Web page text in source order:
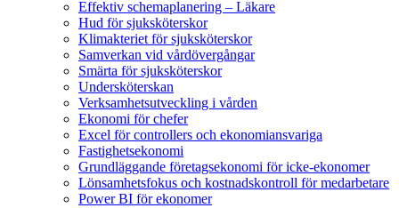
Effektiv schemaplanering – Läkare
Hud för sjuksköterskor
Klimakteriet för sjuksköterskor
Samverkan vid vårdövergångar
Smärta för sjuksköterskor
Undersköterskan
Verksamhetsutveckling i vården
Ekonomi för chefer
Excel för controllers och ekonomiansvariga
Fastighetsekonomi
Grundläggande företagsekonomi för icke-ekonomer
Lönsamhetsfokus och kostnadskontroll för medarbetare
Power BI för ekonomer